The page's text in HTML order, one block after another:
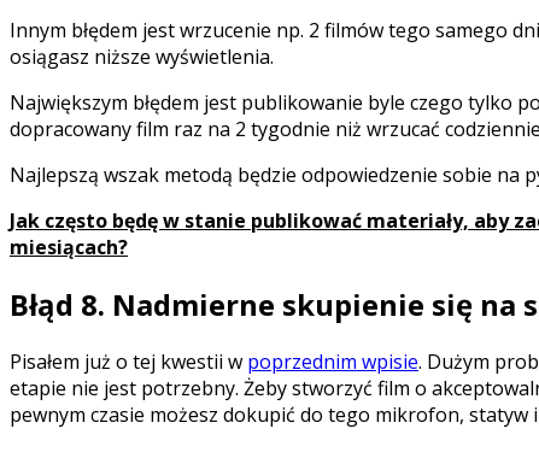
Innym błędem jest wrzucenie np. 2 filmów tego samego
osiągasz niższe wyświetlenia.
Największym błędem jest publikowanie byle czego tylko
dopracowany film raz na 2 tygodnie niż wrzucać
Najlepszą wszak metodą będzie odpowiedzenie sobie na
Jak często będę w stanie publikować materiały, aby
miesiącach?
Błąd 8. Nadmierne skupienie się na
Pisałem już o tej kwestii w poprzednim wpisie. Dużym
etapie nie jest potrzebny. Żeby stworzyć film o
pewnym czasie możesz dokupić do tego mikrofon, statyw i